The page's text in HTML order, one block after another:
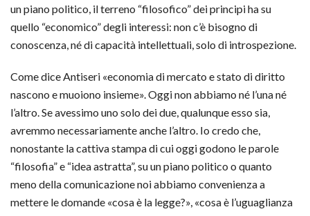
un piano politico, il terreno “filosofico” dei principi ha su
quello “economico” degli interessi: non c’è bisogno di
conoscenza, né di capacità intellettuali, solo di introspezione.
Come dice Antiseri «economia di mercato e stato di diritto
nascono e muoiono insieme». Oggi non abbiamo né l’una né
l’altro. Se avessimo uno solo dei due, qualunque esso sia,
avremmo necessariamente anche l’altro. Io credo che,
nonostante la cattiva stampa di cui oggi godono le parole
“filosofia” e “idea astratta”, su un piano politico o quanto
meno della comunicazione noi abbiamo convenienza a
mettere le domande «cosa è la legge?», «cosa è l’uguaglianza